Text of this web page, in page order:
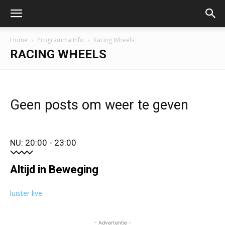
Home Programma Info Racing Wheels
RACING WHEELS
Geen posts om weer te geven
NU: 20:00 - 23:00
Altijd in Beweging
luister live
- Advertentie -